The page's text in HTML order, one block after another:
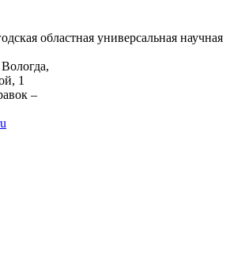
областная универсальная научная
1
–